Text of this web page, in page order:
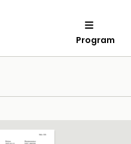
Program